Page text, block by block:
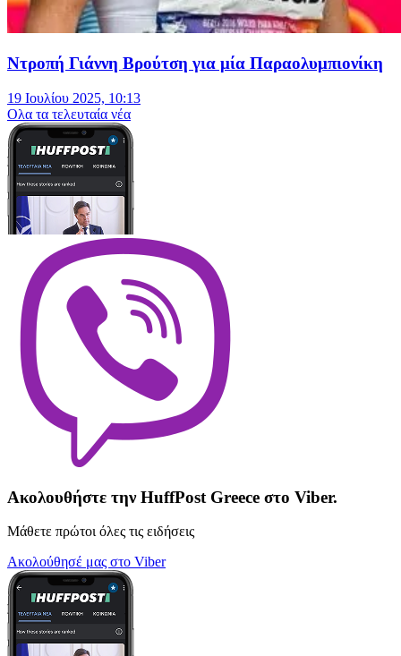
Ντροπή Γιάννη Βρούτση για μία Παραολυμπιονίκη
19 Ιουλίου 2025, 10:13
Oλα τα τελευταία νέα
Ακολουθήστε την HuffPost Greece στο Viber.
Μάθετε πρώτοι όλες τις ειδήσεις
Ακολούθησέ μας στο Viber